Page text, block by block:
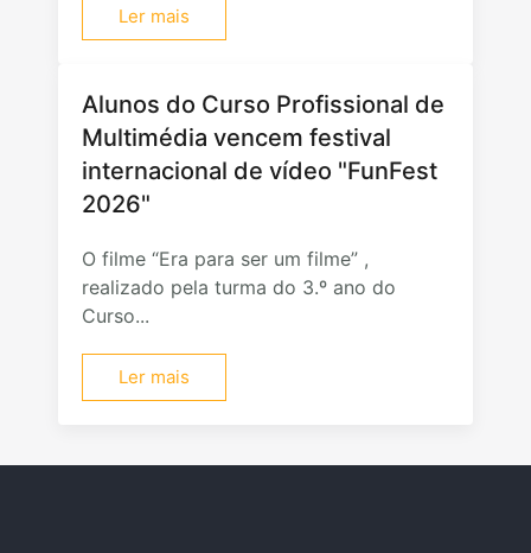
Ler mais
Alunos do Curso Profissional de
Multimédia vencem festival
internacional de vídeo "FunFest
2026"
O filme “Era para ser um filme” ,
realizado pela turma do 3.º ano do
Curso...
Ler mais